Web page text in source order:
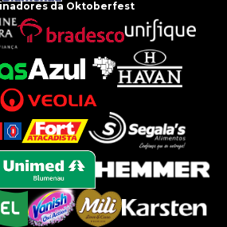
da Oktoberfest